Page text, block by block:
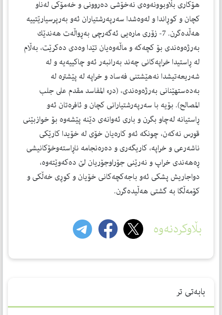
هۆكاری بڵاوبوونەوەی نەخۆشی دەروونی و خەمۆكی لەناو
كچان و كوڕاندا و لەوەشدا سەرپەرشتیاران ئەو بەرپرسیارێتییە
هەڵدەگرن. 7- زۆری مارەیی ئەگەرچی بەڕواڵەت هەندێك
بەرژەوەندی بۆ كچەكە و ماڵەوەیان تێدا وەدی دەكرێت، بەڵام
لە ڕاستیدا خراپەكانی چەند بەرانبەر ئەو چاكییەیە و لە
شەریعەتیشدا نەهێشتنی فەساد و خراپە لە پێشترە لە
بەدەستهێنانی بەرژەوەندی، (درء المفاسد مقدم على جلب
المصالح). بۆیە با سەرپەرشتیارانی كچان و ئافرەتان ئەو
ڕاستیانە لەچاو بگرن و باری ئەوانەی دێنە پێشەوە بۆ خوازبێنی
قورس نەكەن، چونكە ئەو كارەیان خۆی لە خۆیدا كارێكی
ناشەرعی و خراپە، كاریگەری و دەرەنجامە ناڕاستەوخۆكانیشی
ڕەهەندی خراپ و نەرێنی جۆراوجۆریان لێ دەكەوێتەوە،
دواجاریش پشكی ئەو باجەكچەكانی خۆیان و كوڕی خەڵكی و
كۆمەڵگا بە گشتی هەڵیدەگرن.
بڵاوکردنەوە
بابەتی تر